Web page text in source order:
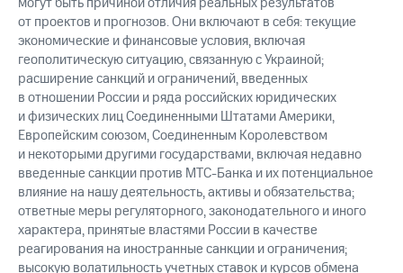
от проектов и прогнозов. Они включают в себя: текущие
экономические и финансовые условия, включая
геополитическую ситуацию, связанную с Украиной;
расширение санкций и ограничений, введенных
в отношении России и ряда российских юридических
и физических лиц Соединенными Штатами Америки,
Европейским союзом, Соединенным Королевством
и некоторыми другими государствами, включая недавно
введенные санкции против МТС-Банка и их потенциальное
влияние на нашу деятельность, активы и обязательства;
ответные меры регуляторного, законодательного и иного
характера, принятые властями России в качестве
реагирования на иностранные санкции и ограничения;
высокую волатильность учетных ставок и курсов обмена